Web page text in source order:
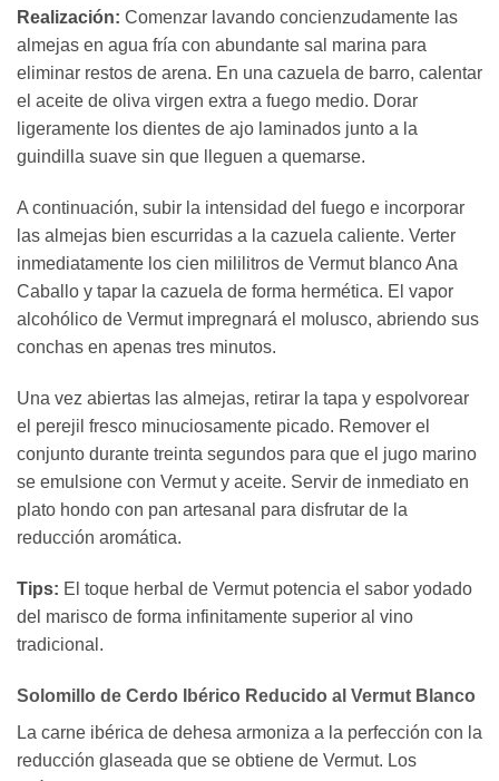
Realización: Comenzar lavando concienzudamente las
almejas en agua fría con abundante sal marina para
eliminar restos de arena. En una cazuela de barro, calentar
el aceite de oliva virgen extra a fuego medio. Dorar
ligeramente los dientes de ajo laminados junto a la
guindilla suave sin que lleguen a quemarse.
A continuación, subir la intensidad del fuego e incorporar
las almejas bien escurridas a la cazuela caliente. Verter
inmediatamente los cien mililitros de Vermut blanco Ana
Caballo y tapar la cazuela de forma hermética. El vapor
alcohólico de Vermut impregnará el molusco, abriendo sus
conchas en apenas tres minutos.
Una vez abiertas las almejas, retirar la tapa y espolvorear
el perejil fresco minuciosamente picado. Remover el
conjunto durante treinta segundos para que el jugo marino
se emulsione con Vermut y aceite. Servir de inmediato en
plato hondo con pan artesanal para disfrutar de la
reducción aromática.
Tips: El toque herbal de Vermut potencia el sabor yodado
del marisco de forma infinitamente superior al vino
tradicional.
Solomillo de Cerdo Ibérico Reducido al Vermut Blanco
La carne ibérica de dehesa armoniza a la perfección con la
reducción glaseada que se obtiene de Vermut. Los